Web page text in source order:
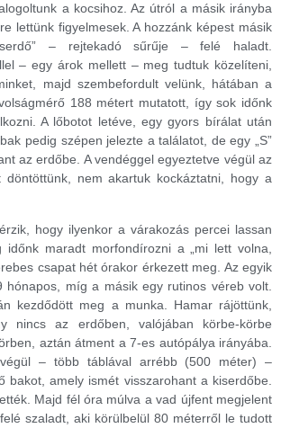
a kocsihoz. Az útról a másik irányba
lettünk figyelmesek. A hozzánk képest másik
– rejtekadó sűrűje – felé haladt.
– egy árok mellett – meg tudtuk közelíteni,
majd szembefordult velünk, hátában a
188 métert mutatott, így sok időnk
A lőbotot letéve, egy gyors bírálat után
pedig szépen jelezte a találatot, de egy „S”
az erdőbe. A vendéggel egyeztetve végül az
döntöttünk, nem akartuk kockáztatni, hogy a
hogy ilyenkor a várakozás percei lassan
maradt morfondírozni a „mi lett volna,
csapat hét órakor érkezett meg. Az egyik
hónapos, míg a másik egy rutinos véreb volt.
kezdődött meg a munka. Hamar rájöttünk,
nincs az erdőben, valójában körbe-körbe
aztán átment a 7-es autópálya irányába.
– több táblával arrébb (500 méter) –
bakot, amely ismét visszarohant a kiserdőbe.
Majd fél óra múlva a vad újfent megjelent
szaladt, aki körülbelül 80 méterről le tudott